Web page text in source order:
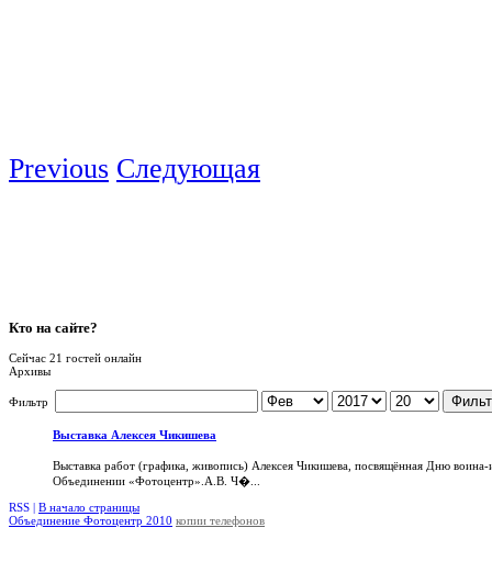
Previous Следующая
Кто на сайте?
Сейчас 21 гостей онлайн
Архивы
Фильтр
Выставка Алексея Чикишева
Выставка работ (графика, живопись) Алексея Чикишева, посвящённая Дню воина-
Объединении «Фотоцентр».А.В. Ч�...
RSS | В начало страницы
Объединение Фотоцентр 2010 копии телефонов